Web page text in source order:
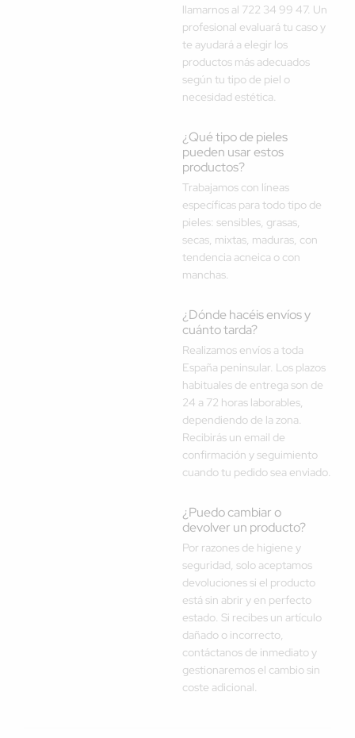
llamarnos al 722 34 99 47. Un
profesional evaluará tu caso y
te ayudará a elegir los
productos más adecuados
según tu tipo de piel o
necesidad estética.
¿Qué tipo de pieles
pueden usar estos
productos?
Trabajamos con líneas
específicas para todo tipo de
pieles: sensibles, grasas,
secas, mixtas, maduras, con
tendencia acneica o con
manchas.
¿Dónde hacéis envíos y
cuánto tarda?
Realizamos envíos a toda
España peninsular. Los plazos
habituales de entrega son de
24 a 72 horas laborables,
dependiendo de la zona.
Recibirás un email de
confirmación y seguimiento
cuando tu pedido sea enviado.
¿Puedo cambiar o
devolver un producto?
Por razones de higiene y
seguridad, solo aceptamos
devoluciones si el producto
está sin abrir y en perfecto
estado. Si recibes un artículo
dañado o incorrecto,
contáctanos de inmediato y
gestionaremos el cambio sin
coste adicional.